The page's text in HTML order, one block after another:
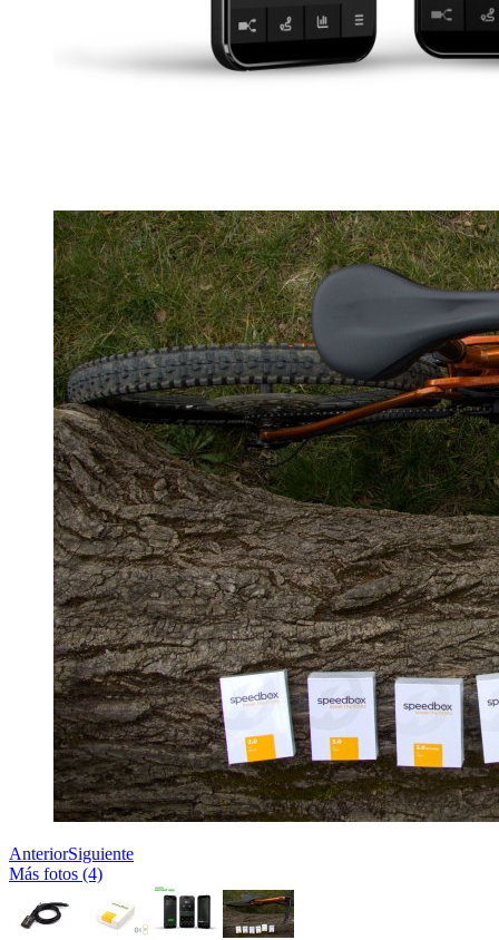
AnteriorSiguiente
Más fotos (4)